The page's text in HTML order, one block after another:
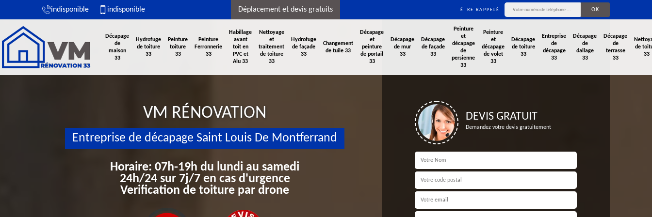
indisponible indisponible Déplacement et devis gratuits ÊTRE RAPPELÉ
Décapage
de
maison
33
Hydrofuge
de toiture
33
Peinture
toiture
33
Peinture
Ferronnerie
33
Habillage
avant
toit en
PVC et
Alu 33
Nettoyage
et
traitement
de toiture
33
Hydrofuge
de façade
33
Changement
de tuile 33
Décapage
et
peinture
de portail
33
Décapage
de mur
33
Décapage
de façade
33
Peinture
et
décapage
de
persienne
33
Peinture
et
décapage
de volet
33
Décapage
de toiture
33
Entreprise
de
décapage
33
Décapage
de
dallage
33
Décapage
de
terrasse
33
de
33
VM RÉNOVATION
Entreprise de décapage Saint Louis De Montferrand
Horaire: 07h-19h du lundi au samedi
24h/24 sur 7j/7 en cas d'urgence
Verification de toiture par drone
DEVIS GRATUIT
Demandez votre devis gratuitement